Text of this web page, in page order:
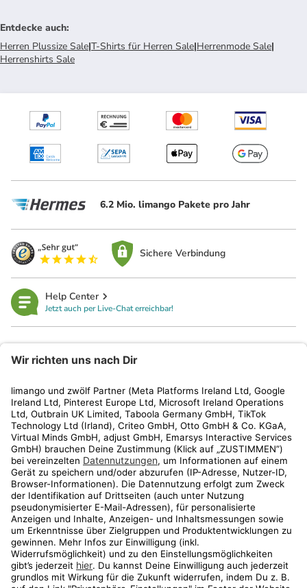
Entdecke auch:
Herren Plussize Sale|T-Shirts für Herren Sale|Herrenmode Sale|
Herrenshirts Sale
6.2 Mio. limango Pakete pro Jahr
Sichere Verbindung
Help Center
Jetzt auch per Live-Chat erreichbar!
Kundenservice
Shop
Aktionen
Travel